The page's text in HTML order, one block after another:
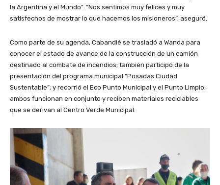
la Argentina y el Mundo”. “Nos sentimos muy felices y muy
satisfechos de mostrar lo que hacemos los misioneros”, aseguró.
Como parte de su agenda, Cabandié se trasladó a Wanda para
conocer el estado de avance de la construcción de un camión
destinado al combate de incendios; también participó de la
presentación del programa municipal “Posadas Ciudad
Sustentable”; y recorrió el Eco Punto Municipal y el Punto Limpio,
ambos funcionan en conjunto y reciben materiales reciclables
que se derivan al Centro Verde Municipal.